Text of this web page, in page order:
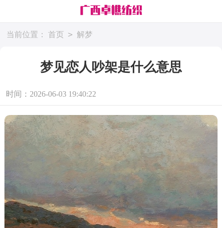
当前位置： 首页 > 解梦
梦见恋人吵架是什么意思
时间：2026-06-03 19:40:22